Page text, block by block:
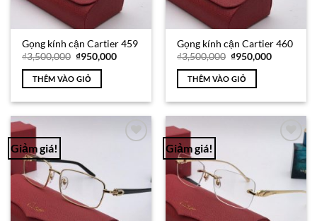
Gọng kính cận Cartier 459
₫3,500,000 Giá
là:
₫3,500,000.
₫950,000Giá
THÊM VÀO GIỎ
Gọng kính cận Cartier 460
₫3,500,000 Giá
là:
₫3,500,000.
₫950,000Giá
THÊM VÀO GIỎ
Giảm giá! Giảm giá!
Add to
Wishlist